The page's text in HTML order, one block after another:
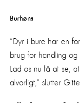
Burhøns
”Dyr i bure har en
brug for handling og
Lad os nu få at se,
alvorligt,” slutter